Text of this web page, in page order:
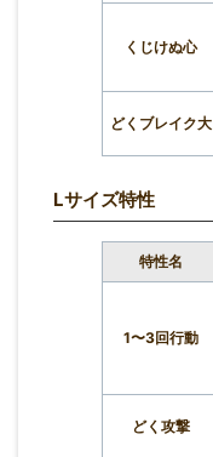
くじけぬ心
どくブレイク大
Lサイズ特性
特性名
1〜3回行動
どく攻撃